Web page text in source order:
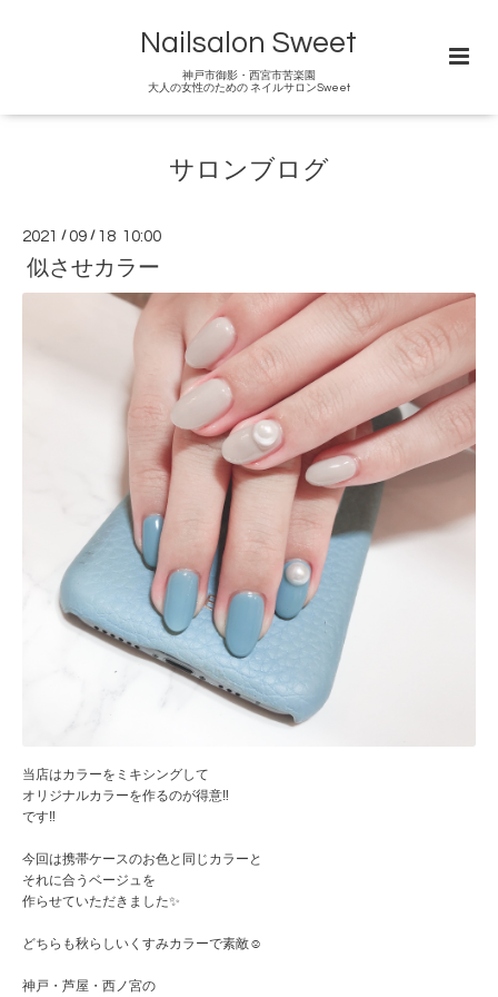
Nailsalon Sweet
神戸市御影・西宮市苦楽園
大人の女性のための ネイルサロンSweet
サロンブログ
2021 /09 / 18 10:00
似させカラー
当店はカラーをミキシングして
オリジナルカラーを作るのが得意‼️
です‼️
今回は携帯ケースのお色と同じカラーと
それに合うベージュを
作らせていただきました✨
どちらも秋らしいくすみカラーで素敵☺️
神戸・芦屋・西ノ宮の